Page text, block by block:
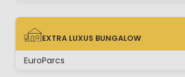
EXTRA LUXUS BUNGALOW
EXTRA LUXUS BUNGALOW
EuroParcs